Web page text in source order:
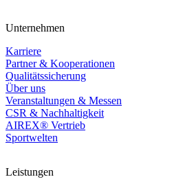
Unternehmen
Karriere
Partner & Kooperationen
Qualitätssicherung
Über uns
Veranstaltungen & Messen
CSR & Nachhaltigkeit
AIREX® Vertrieb
Sportwelten
Leistungen